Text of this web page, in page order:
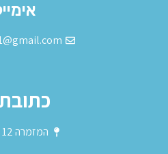
המזמרה 12 ,נס ציונה